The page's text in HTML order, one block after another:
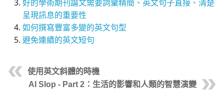
好的學術期刊論文需要詞彙精簡、英文句子直接、清楚
呈現訊息的重要性
如何撰寫豐富多變的英文句型
避免連續的英文短句
使用英文斜體的時機
AI Slop - Part 2：生活的影響和人類的智慧演變